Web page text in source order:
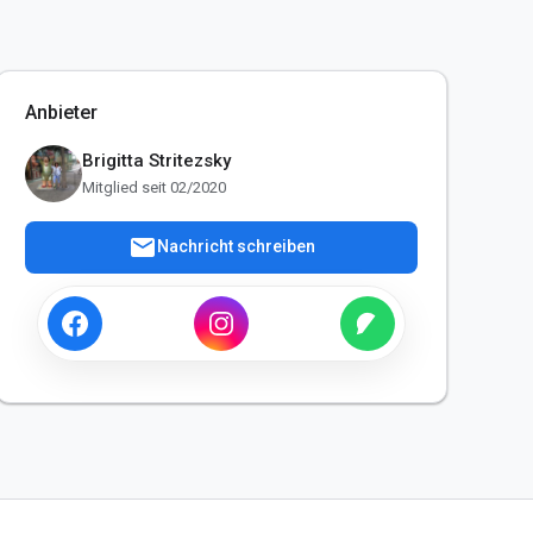
Anbieter
Brigitta Stritezsky
Mitglied seit 02/2020
mail Nachricht schreiben